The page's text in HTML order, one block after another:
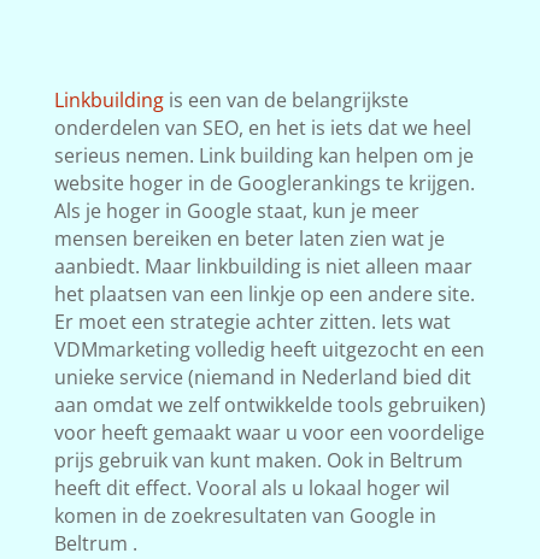
Linkbuildingis een van de belangrijkste
onderdelen van SEO, en het is iets dat we heel
serieus nemen. Link building kan helpen om je
website hoger in de Googlerankings te krijgen.
Als je hoger in Google staat, kun je meer
mensen bereiken en beter laten zien wat je
aanbiedt. Maar linkbuilding is niet alleen maar
het plaatsen van een linkje op een andere site.
Er moet een strategie achter zitten. Iets wat
VDMmarketing volledig heeft uitgezocht en een
unieke service (niemand in Nederland bied dit
aan omdat we zelf ontwikkelde tools gebruiken)
voor heeft gemaakt waar u voor een voordelige
prijs gebruik van kunt maken. Ook in Beltrum
heeft dit effect. Vooral als u lokaal hoger wil
komen in de zoekresultaten van Google in
Beltrum .